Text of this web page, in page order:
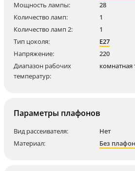
Мощность лампы:
28
Количество ламп:
1
Количество ламп 2:
1
Тип цоколя:
E27
Напряжение:
220
Диапазон рабочих
температур:
комнатная
Параметры плафонов
Вид рассеивателя:
Нет
Материал:
Без